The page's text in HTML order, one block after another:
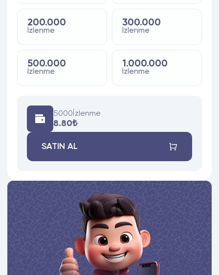
200.000
İzlenme
300.000
İzlenme
500.000
İzlenme
1.000.000
İzlenme
5000 İzlenme
8.80₺
SATIN AL